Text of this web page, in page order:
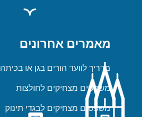
מאמרים אחרונים
מדריך לוועד הורים בגן או בכיתה
משפטים מצחיקים לחולצות
משפטים מצחיקים לבגדי תינוק